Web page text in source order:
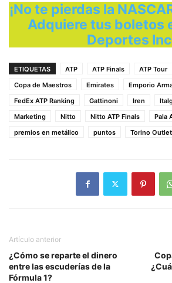
¡No te pierdas la
Adquiere tus boletos
Deportes
ETIQUETAS ATP ATP Finals ATP Tour
Copa de Maestros
Emirates Emporio
FedEx ATP Ranking
Gattinoni Iren
Marketing
Nitto Nitto ATP Finals Pala
premios en metálico
puntos Torino
Artículo anterior
¿Cómo se reparte el dinero
entre las escuderías de la
Fórmula 1?